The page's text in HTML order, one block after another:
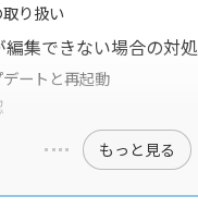
り扱い
集できない場合の対処
ートと再起動
もっと見る